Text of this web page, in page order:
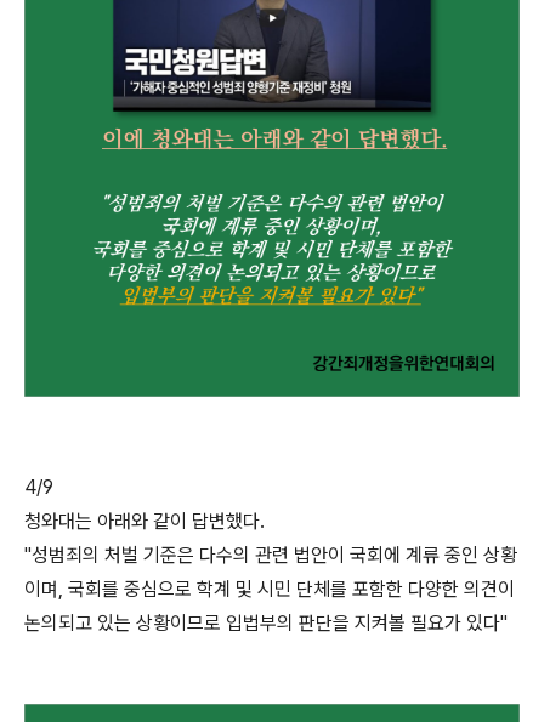
4/9
청와대는 아래와 같이 답변했다.
"성범죄의 처벌 기준은 다수의 관련 법안이 국회에 계류 중인 상황
이며, 국회를 중심으로 학계 및 시민 단체를 포함한 다양한 의견이
논의되고 있는 상황이므로 입법부의 판단을 지켜볼 필요가 있다"